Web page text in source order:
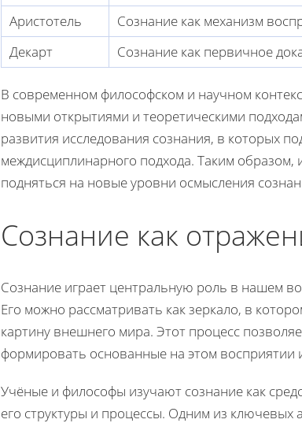
Аристотель
Сознание как механизм
Декарт
Сознание как первичное
В современном философском и научном
новыми открытиями и теоретическими
развития исследования сознания, в которых
междисциплинарного подхода. Таким образом,
подняться на новые уровни осмысления
Сознание как
Сознание играет центральную роль в нашем
Его можно рассматривать как зеркало, в
картину внешнего мира. Этот процесс
формировать основанные на этом восприятии
Учёные и философы изучают сознание как
его структуры и процессы. Одним из ключевых